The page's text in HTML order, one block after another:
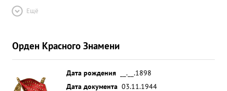
Ещё
Орден Красного Знамени
Дата рождения
__.__.1898
Дата документа 03.11.1944